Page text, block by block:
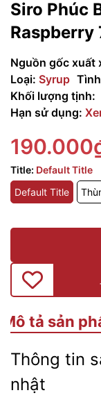
Siro Phúc
Raspberry
Nguồn gốc xuất
Loại: Syrup
Khối lượng tịnh:
Hạn sử dụng:
Title: Default Title
Default Title
Mô tả sản
Thông tin
nhật